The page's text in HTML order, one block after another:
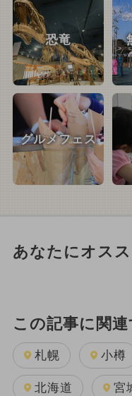
恐竜
グルメフェス
あなたにオス
この記事に関
札幌 小樽
北海道 宮